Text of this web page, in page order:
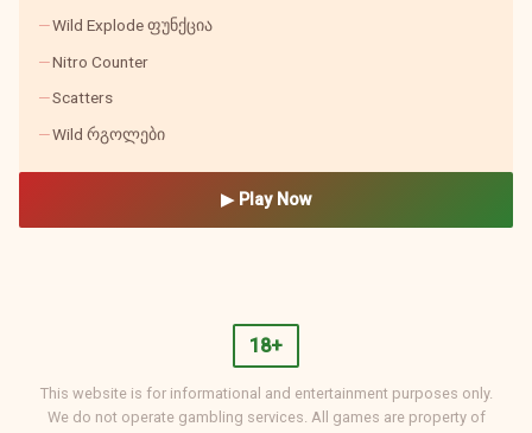
Wild Explode ფუნქცია
Nitro Counter
Scatters
Wild რგოლები
▶ Play Now
18+
This website is for informational and entertainment purposes only.
We do not operate gambling services. All games are property of